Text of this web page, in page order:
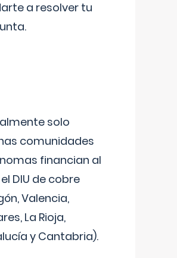
a resolver tu
solo
comunidades
financian al
el DIU de cobre
Valencia,
La Rioja,
y Cantabria).